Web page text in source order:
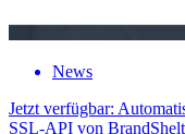
News
Jetzt verfügbar:
SSL-API von